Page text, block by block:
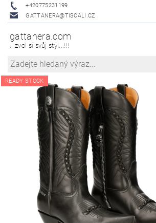
+420775231199
GATTANERA@TISCALI.CZ
gattanera.com
...zvol si svůj styl...!!!
READY STOCK